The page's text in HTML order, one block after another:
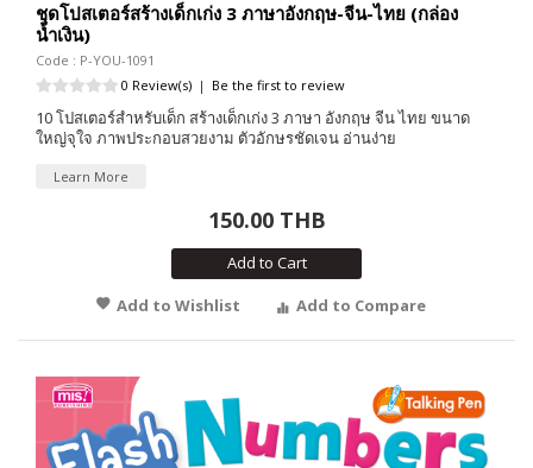
ชุดโปสเตอร์สร้างเด็กเก่ง 3 ภาษาอังกฤษ-จีน-ไทย (กล่อง
น้ำเงิน)
Code : P-YOU-1091
0 Review(s) | Be the first to review
10 โปสเตอร์สำหรับเด็ก สร้างเด็กเก่ง 3 ภาษา อังกฤษ จีน ไทย ขนาด
ใหญ่จุใจ ภาพประกอบสวยงาม ตัวอักษรชัดเจน อ่านง่าย
Learn More
150.00 THB
Add to Cart
Add to Wishlist
Add to Compare